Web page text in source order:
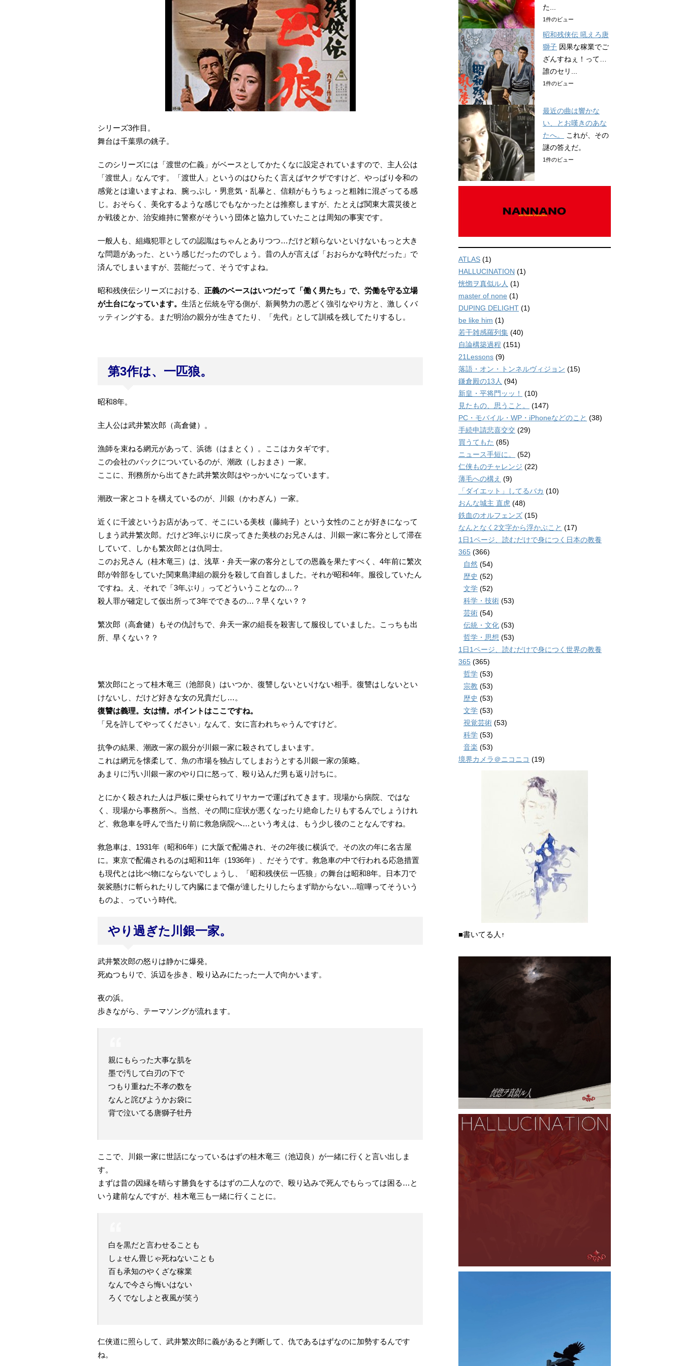
シリーズ3作目。
舞台は千葉県の銚子。
このシリーズには「渡世の仁義」がベースとしてかたくなに設定されていますので、主人公は
「渡世人」なんです。「渡世人」というのはひらたく言えばヤクザですけど、やっぱり令和の
感覚とは違いますよね、腕っぷし・男意気・乱暴と、信頼がもうちょっと粗雑に混ざってる感
じ。おそらく、美化するような感じでもなかったとは推察しますが、たとえば関東大震災後と
か戦後とか、治安維持に警察がそういう団体と協力していたことは周知の事実です。
一般人も、組織犯罪としての認識はちゃんとありつつ…だけど頼らないといけないもっと大き
な問題があった、という感じだったのでしょう。昔の人が言えば「おおらかな時代だった」で
済んでしまいますが、芸能だって、そうですよね。
昭和残侠伝シリーズにおける、 正義のベースはいつだって「働く男たち」で、労働を守る立場
が土台になっています。 生活と伝統を守る側が、新興勢力の悪どく強引なやり方と、激しくバ
ッティングする。まだ明治の親分が生きてたり、「先代」として訓戒を残してたりするし。
第3作は、一匹狼。
昭和8年。
主人公は武井繁次郎（高倉健）。
漁師を束ねる網元があって、浜徳（はまとく）。ここはカタギです。
この会社のバックについているのが、潮政（しおまさ）一家。
ここに、刑務所から出てきた武井繁次郎はやっかいになっています。
潮政一家とコトを構えているのが、川銀（かわぎん）一家。
近くに千波というお店があって、そこにいる美枝（藤純子）という女性のことが好きになって
しまう武井繁次郎。だけど3年ぶりに戻ってきた美枝のお兄さんは、川銀一家に客分として滞在
していて、しかも繁次郎とは仇同士。
このお兄さん（桂木竜三）は、浅草・弁天一家の客分としての恩義を果たすべく、4年前に繁次
郎が幹部をしていた関東島津組の親分を殺して自首しました。それが昭和4年。服役していたん
ですね。え、それで「3年ぶり」ってどういうことなの…？
殺人罪が確定して仮出所って3年でできるの…？早くない？？
繁次郎（高倉健）もその仇討ちで、弁天一家の組長を殺害して服役していました。こっちも出
所、早くない？？
繁次郎にとって桂木竜三（池部良）はいつか、復讐しないといけない相手。復讐はしないとい
けないし、だけど好きな女の兄貴だし…。
復讐は義理。女は情。ポイントはここですね。
「兄を許してやってください」なんて、女に言われちゃうんですけど。
抗争の結果、潮政一家の親分が川銀一家に殺されてしまいます。
これは網元を懐柔して、魚の市場を独占してしまおうとする川銀一家の策略。
あまりに汚い川銀一家のやり口に怒って、殴り込んだ男も返り討ちに。
とにかく殺された人は戸板に乗せられてリヤカーで運ばれてきます。現場から病院、ではな
く、現場から事務所へ。当然、その間に症状が悪くなったり絶命したりもするんでしょうけれ
ど、救急車を呼んで当たり前に救急病院へ…という考えは、もう少し後のことなんですね。
救急車は、1931年（昭和6年）に大阪で配備され、その2年後に横浜で。その次の年に名古屋
に。東京で配備されるのは昭和11年（1936年）、だそうです。救急車の中で行われる応急措置
も現代とは比べ物にならないでしょうし、「昭和残侠伝 一匹狼」の舞台は昭和8年。日本刀で
袈裟懸けに斬られたりして内臓にまで傷が達したりしたらまず助からない…喧嘩ってそういう
ものよ、っていう時代。
やり過ぎた川銀一家。
武井繁次郎の怒りは静かに爆発。
死ぬつもりで、浜辺を歩き、殴り込みにたった一人で向かいます。
夜の浜。
歩きながら、テーマソングが流れます。
親にもらった大事な肌を
墨で汚して白刃の下で
つもり重ねた不孝の数を
なんと詫びようかお袋に
背で泣いてる唐獅子牡丹
ここで、川銀一家に世話になっているはずの桂木竜三（池辺良）が一緒に行くと言い出しま
す。
まずは昔の因縁を晴らす勝負をするはずの二人なので、殴り込みで死んでもらっては困る…と
いう建前なんですが、桂木竜三も一緒に行くことに。
白を黒だと言わせることも
しょせん畳じゃ死ねないことも
百も承知のやくざな稼業
なんで今さら悔いはない
ろくでなしよと夜風が笑う
仁侠道に照らして、武井繁次郎に義があると判断して、仇であるはずなのに加勢するんです
ね。
た...
1件のビュー
昭和残侠伝 吼えろ唐
獅子 因果な稼業でご
ざんすねぇ！って…
誰のセリ...
1件のビュー
最近の曲は響かな
い、とお嘆きのあな
たへ。
これが、その
謎の答えだ。
1件のビュー
ATLAS (1)
HALLUCINATION (1)
恍惚ヲ真似ル人 (1)
master of none (1)
DUPING DELIGHT (1)
be like him (1)
若干雑感羅列集 (40)
自論構築過程 (151)
21Lessons (9)
落語・オン・トンネルヴィジョン (15)
鎌倉殿の13人 (94)
新皇・平将門ッッ！
(10)
見たもの、思うこと。
(147)
PC・モバイル・WP・iPhoneなどのこと (38)
手続申請悲喜交交 (29)
買うてもた (85)
ニュース手短に。
(52)
仁侠ものチャレンジ (22)
薄毛への構え (9)
「ダイエット」してるバカ (10)
おんな城主 直虎 (48)
鉄血のオルフェンズ (15)
なんとなく2文字から浮かぶこと (17)
1日1ページ、読むだけで身につく日本の教養
365 (366)
自然 (54)
歴史 (52)
文学 (52)
科学・技術 (53)
芸術 (54)
伝統・文化 (53)
哲学・思想 (53)
1日1ページ、読むだけで身につく世界の教養
365 (365)
哲学 (53)
宗教 (53)
歴史 (53)
文学 (53)
視覚芸術 (53)
科学 (53)
音楽 (53)
境界カメラ＠ニコニコ (19)
■書いてる人↑